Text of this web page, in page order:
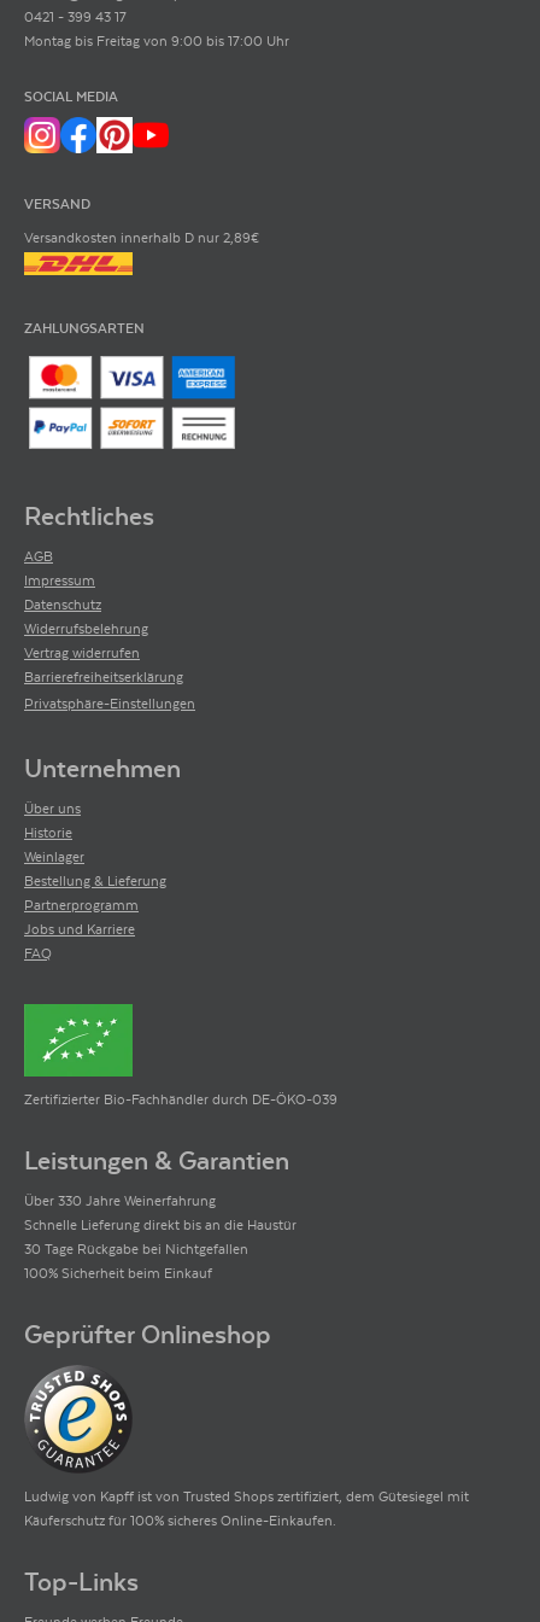
ARTIKELNUMMER
0421 - 399 43 17
Montag bis Freitag von 9:00 bis 17:00 Uhr
SOCIAL MEDIA
VERSAND
Versandkosten innerhalb D nur 2,89€
ZAHLUNGSARTEN
Rechtliches
AGB
Impressum
Datenschutz
Widerrufsbelehrung
Vertrag widerrufen
Barrierefreiheitserklärung
Privatsphäre-Einstellungen
Unternehmen
Über uns
Historie
Weinlager
Bestellung & Lieferung
Partnerprogramm
Jobs und Karriere
FAQ
Zertifizierter Bio-Fachhändler durch DE-ÖKO-039
Leistungen & Garantien
Über 330 Jahre Weinerfahrung
Schnelle Lieferung direkt bis an die Haustür
30 Tage Rückgabe bei Nichtgefallen
100% Sicherheit beim Einkauf
Geprüfter Onlineshop
Ludwig von Kapff ist von Trusted Shops zertifiziert, dem Gütesiegel mit
Käuferschutz für 100% sicheres Online-Einkaufen.
Top-Links